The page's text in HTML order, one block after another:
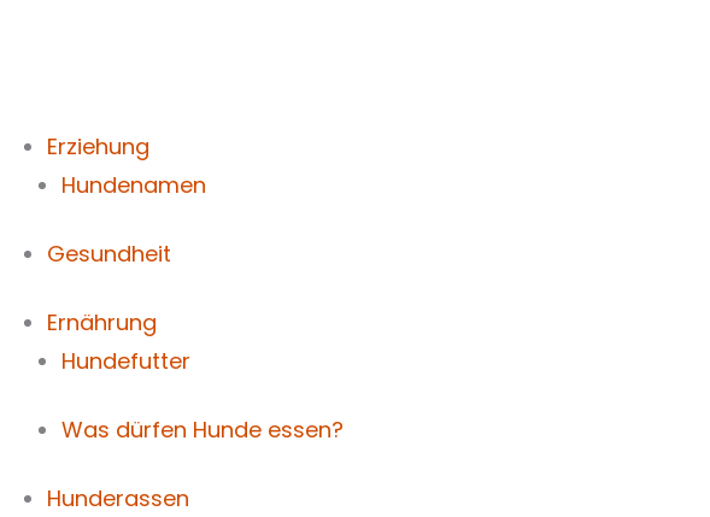
Erziehung
Hundenamen
Gesundheit
Ernährung
Hundefutter
Was dürfen Hunde essen?
Hunderassen